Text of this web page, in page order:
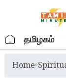
. தமிழகம்
Home»